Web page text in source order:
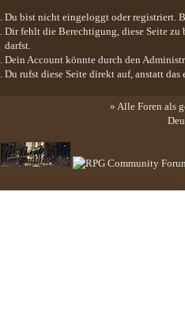
Du bist nicht eingeloggt oder registriert.
Dir fehlt die Berechtigung, diese Seite zu
darfst.
Dein Account könnte durch den
Du rufst diese Seite direkt auf, anstatt
» Alle Foren als